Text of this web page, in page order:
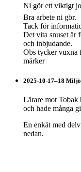
Ni gör ett viktigt
Bra arbete ni gör.
Tack för
Det vita snuset är
och inbjudande.
Obs tycker vuxna
märker
2025-10-17–18
Lärare mot Tobak
och hade många
En enkät med
nedan.